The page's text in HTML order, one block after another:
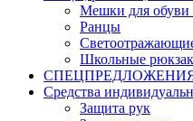
Мешки для обуви
Ранцы
Школьные
Средства
Защита рук